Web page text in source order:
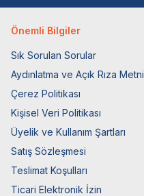
Önemli Bilgiler
Sık Sorulan Sorular
Aydınlatma ve Açık Rıza Metni
Çerez Politikası
Kişisel Veri Politikası
Üyelik ve Kullanım Şartları
Satış Sözleşmesi
Teslimat Koşulları
Ticari Elektronik İzin